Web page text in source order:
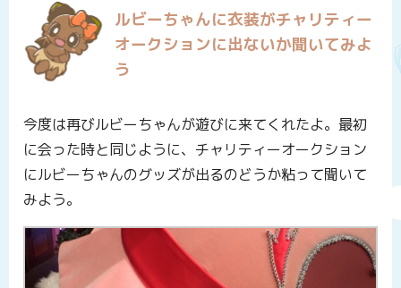
ルビーちゃんに衣装がチャリティー
オークションに出ないか聞いてみよ
う
今度は再びルビーちゃんが遊びに来てくれたよ。最初
に会った時と同じように、チャリティーオークション
にルビーちゃんのグッズが出るのどうか粘って聞いて
みよう。